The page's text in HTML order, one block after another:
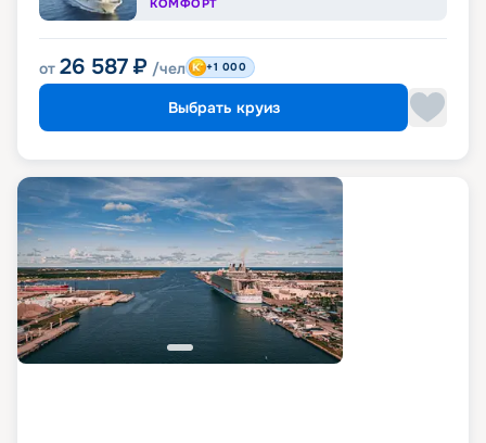
КОМФОРТ
от 26 587 ₽ /чел +1 000
Выбрать круиз